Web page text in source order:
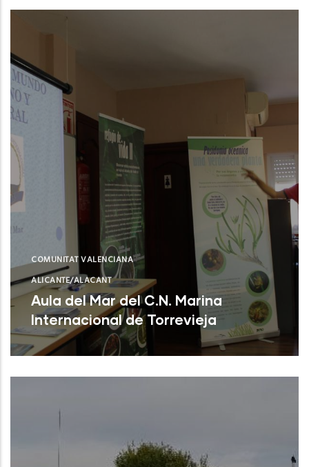
COMUNITAT VALENCIANA
ALICANTE/ALACANT
Aula del Mar del C.N. Marina
Internacional de Torrevieja
Torrevieja (Alicante)